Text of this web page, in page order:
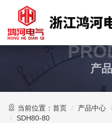
产
当前位置： 首页 产品中心
SDH80-80